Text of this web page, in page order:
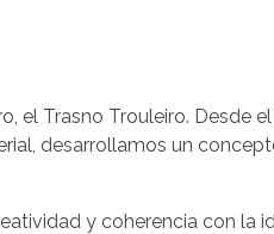
el Trasno Trouleiro. Desde
desarrollamos un
y coherencia con la